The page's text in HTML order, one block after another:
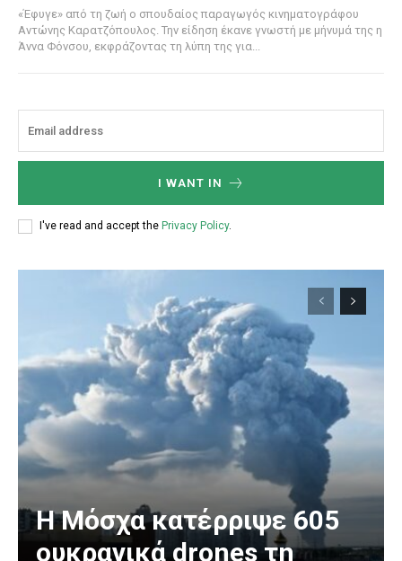
«Έφυγε» από τη ζωή ο σπουδαίος παραγωγός κινηματογράφου
Αντώνης Καρατζόπουλος. Την είδηση έκανε γνωστή με μήνυμά της η
Άννα Φόνσου, εκφράζοντας τη λύπη της για...
I WANT IN
I've read and accept the Privacy Policy.
Η Μόσχα κατέρριψε 605
ουκρανικά drones τη